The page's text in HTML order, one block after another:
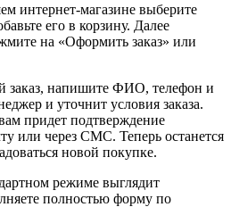
интернет-магазине выберите
его в корзину. Далее
на «Оформить заказ» или
заказ, напишите ФИО, телефон и
и уточнит условия заказа.
придет подтверждение
или через СМС. Теперь останется
новой покупке.
режиме выглядит
полностью форму по